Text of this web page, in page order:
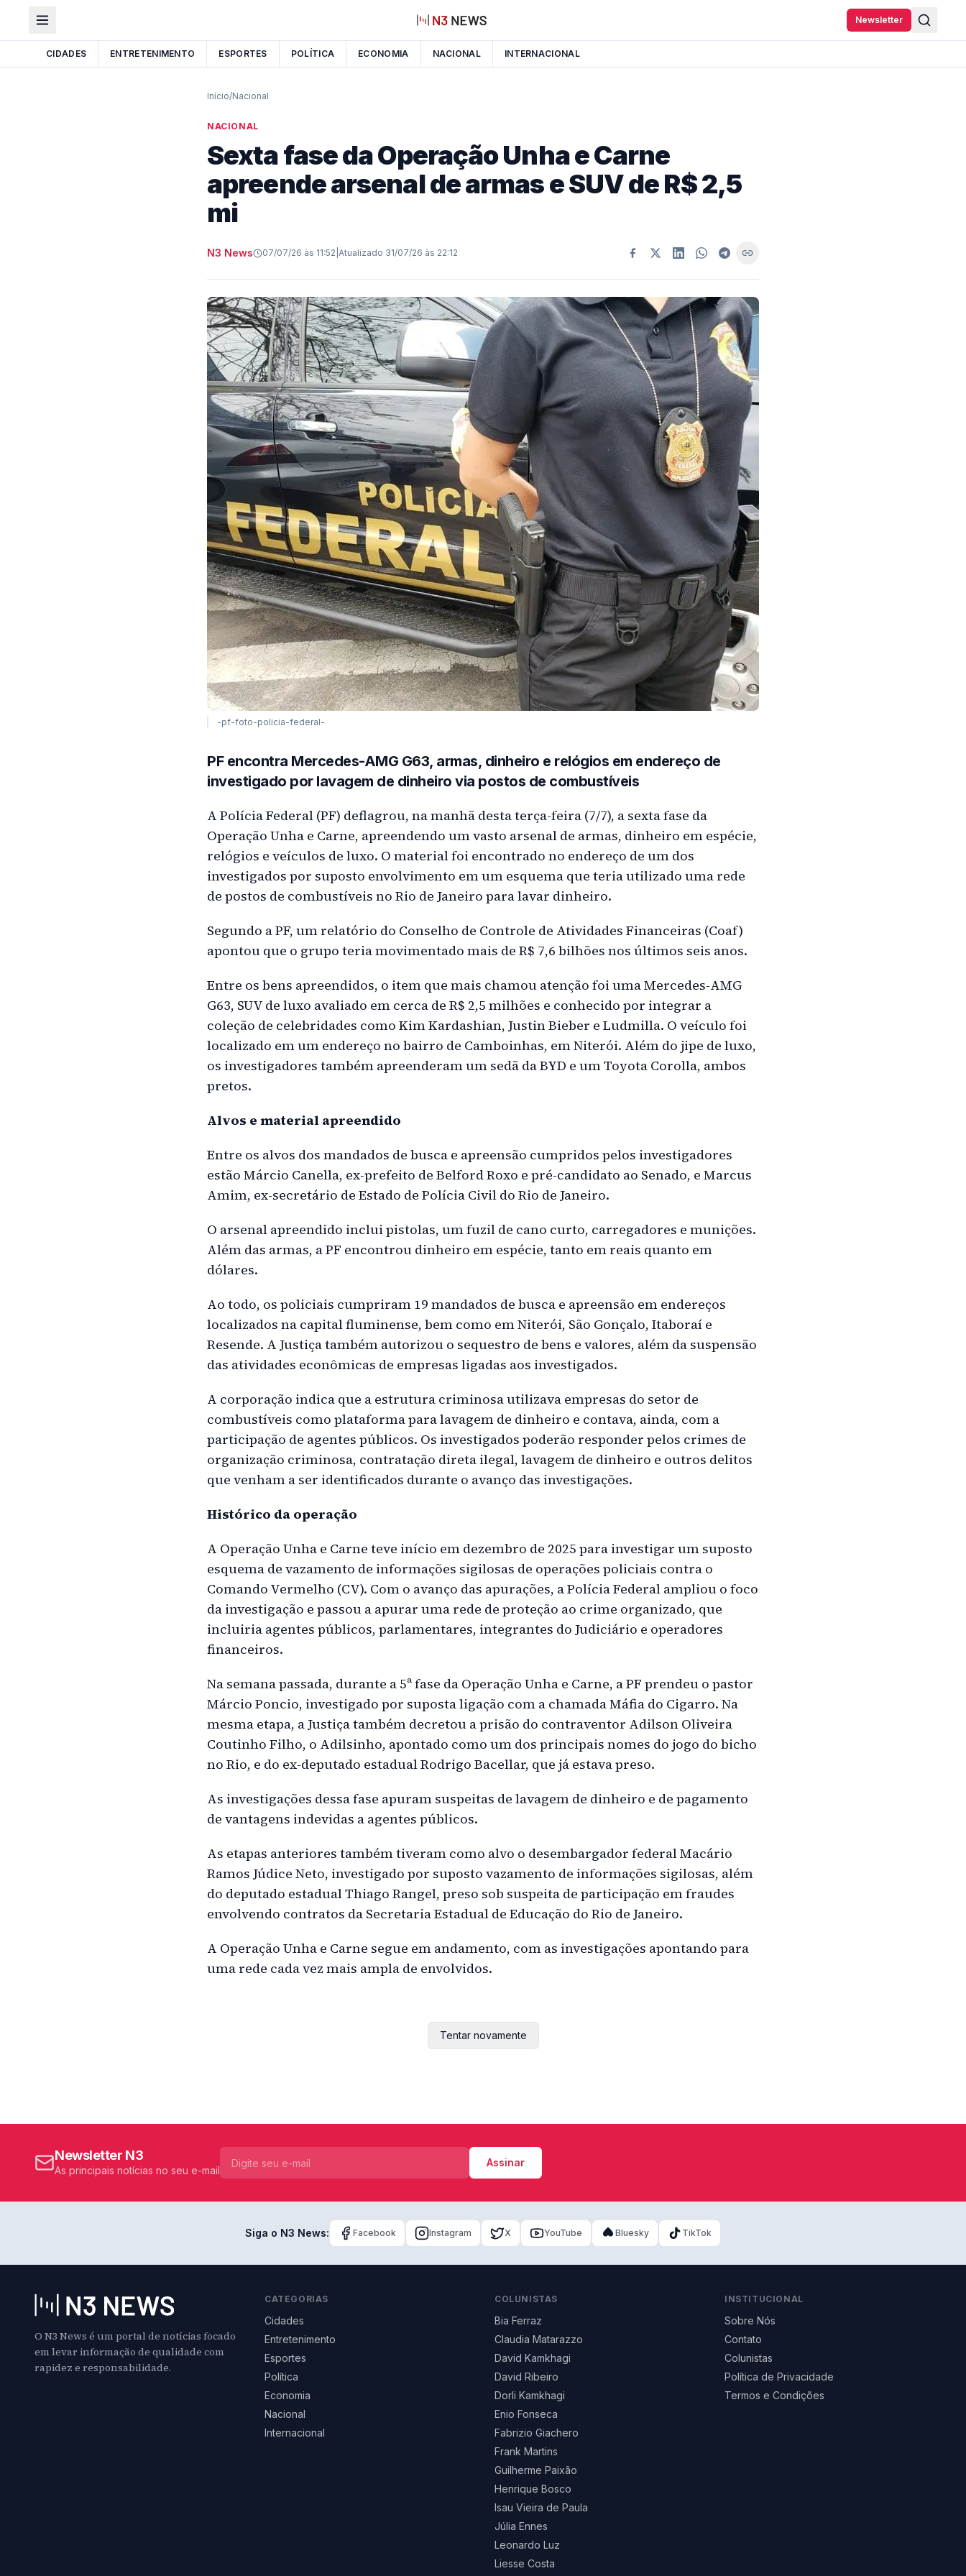
Newsletter
CIDADES ENTRETENIMENTO ESPORTES POLÍTICA ECONOMIA NACIONAL INTERNACIONAL
Início/Nacional
NACIONAL
Sexta fase da Operação Unha e Carne
apreende arsenal de armas e SUV de R$ 2,5
mi
N3 News 07/07/26 às 11:52 Atualizado 31/07/26 às 22:12
-pf-foto-policia-federal-
PF encontra Mercedes-AMG G63, armas, dinheiro e relógios em endereço de
investigado por lavagem de dinheiro via postos de combustíveis
A Polícia Federal (PF) deflagrou, na manhã desta terça-feira (7/7), a sexta fase da
Operação Unha e Carne, apreendendo um vasto arsenal de armas, dinheiro em espécie,
relógios e veículos de luxo. O material foi encontrado no endereço de um dos
investigados por suposto envolvimento em um esquema que teria utilizado uma rede
de postos de combustíveis no Rio de Janeiro para lavar dinheiro.
Segundo a PF, um relatório do Conselho de Controle de Atividades Financeiras (Coaf)
apontou que o grupo teria movimentado mais de R$ 7,6 bilhões nos últimos seis anos.
Entre os bens apreendidos, o item que mais chamou atenção foi uma Mercedes-AMG
G63, SUV de luxo avaliado em cerca de R$ 2,5 milhões e conhecido por integrar a
coleção de celebridades como Kim Kardashian, Justin Bieber e Ludmilla. O veículo foi
localizado em um endereço no bairro de Camboinhas, em Niterói. Além do jipe de luxo,
os investigadores também apreenderam um sedã da BYD e um Toyota Corolla, ambos
pretos.
Alvos e material apreendido
Entre os alvos dos mandados de busca e apreensão cumpridos pelos investigadores
estão Márcio Canella, ex-prefeito de Belford Roxo e pré-candidato ao Senado, e Marcus
Amim, ex-secretário de Estado de Polícia Civil do Rio de Janeiro.
O arsenal apreendido inclui pistolas, um fuzil de cano curto, carregadores e munições.
Além das armas, a PF encontrou dinheiro em espécie, tanto em reais quanto em
dólares.
Ao todo, os policiais cumpriram 19 mandados de busca e apreensão em endereços
localizados na capital fluminense, bem como em Niterói, São Gonçalo, Itaboraí e
Resende. A Justiça também autorizou o sequestro de bens e valores, além da suspensão
das atividades econômicas de empresas ligadas aos investigados.
A corporação indica que a estrutura criminosa utilizava empresas do setor de
combustíveis como plataforma para lavagem de dinheiro e contava, ainda, com a
participação de agentes públicos. Os investigados poderão responder pelos crimes de
organização criminosa, contratação direta ilegal, lavagem de dinheiro e outros delitos
que venham a ser identificados durante o avanço das investigações.
Histórico da operação
A Operação Unha e Carne teve início em dezembro de 2025 para investigar um suposto
esquema de vazamento de informações sigilosas de operações policiais contra o
Comando Vermelho (CV). Com o avanço das apurações, a Polícia Federal ampliou o foco
da investigação e passou a apurar uma rede de proteção ao crime organizado, que
incluiria agentes públicos, parlamentares, integrantes do Judiciário e operadores
financeiros.
Na semana passada, durante a 5ª fase da Operação Unha e Carne, a PF prendeu o pastor
Márcio Poncio, investigado por suposta ligação com a chamada Máfia do Cigarro. Na
mesma etapa, a Justiça também decretou a prisão do contraventor Adilson Oliveira
Coutinho Filho, o Adilsinho, apontado como um dos principais nomes do jogo do bicho
no Rio, e do ex-deputado estadual Rodrigo Bacellar, que já estava preso.
As investigações dessa fase apuram suspeitas de lavagem de dinheiro e de pagamento
de vantagens indevidas a agentes públicos.
As etapas anteriores também tiveram como alvo o desembargador federal Macário
Ramos Júdice Neto, investigado por suposto vazamento de informações sigilosas, além
do deputado estadual Thiago Rangel, preso sob suspeita de participação em fraudes
envolvendo contratos da Secretaria Estadual de Educação do Rio de Janeiro.
A Operação Unha e Carne segue em andamento, com as investigações apontando para
uma rede cada vez mais ampla de envolvidos.
Tentar novamente
Newsletter N3
As principais notícias no seu e-mail
Assinar
Siga o N3 News: Facebook Instagram X YouTube Bluesky TikTok
O N3 News é um portal de notícias focado
em levar informação de qualidade com
rapidez e responsabilidade.
CATEGORIAS
Cidades
Entretenimento
Esportes
Política
Economia
Nacional
Internacional
COLUNISTAS
Bia Ferraz
Claudia Matarazzo
David Kamkhagi
David Ribeiro
Dorli Kamkhagi
Enio Fonseca
Fabrizio Giachero
Frank Martins
Guilherme Paixão
Henrique Bosco
Isau Vieira de Paula
Júlia Ennes
Leonardo Luz
Liesse Costa
INSTITUCIONAL
Sobre Nós
Contato
Colunistas
Política de Privacidade
Termos e Condições